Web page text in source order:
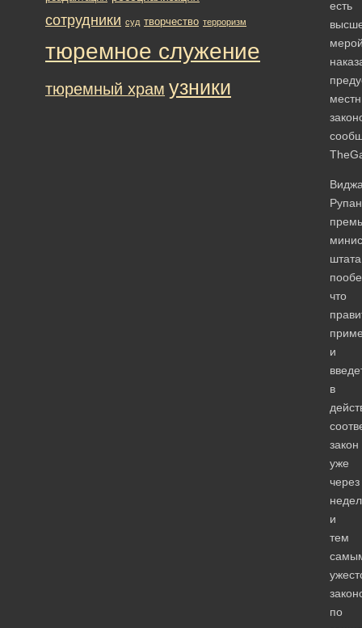
есть
что
и
в
закон
уже
через
и
тем
по
сотрудники суд творчество терроризм
тюремное служение
тюремный храм узники